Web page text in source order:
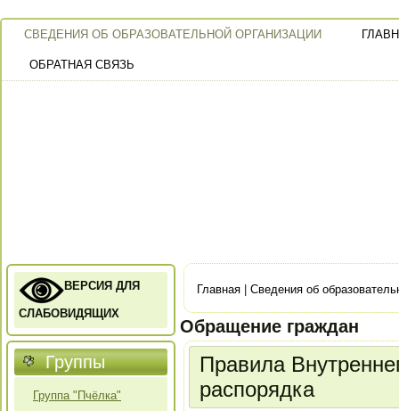
СВЕДЕНИЯ ОБ ОБРАЗОВАТЕЛЬНОЙ ОРГАНИЗАЦИИ
ОБРАТНАЯ СВЯЗЬ
ВЕРСИЯ ДЛЯ
СЛАБОВИДЯЩИХ
Группы
Группа "Пчёлка"
Вы здесь
Главная |Сведения об
Обращение граждан
Правила
распорядка